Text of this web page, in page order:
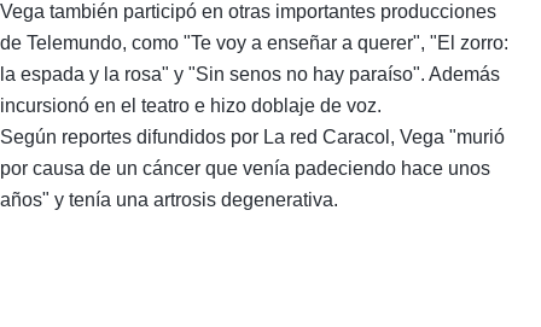
Vega también participó en otras importantes producciones
de Telemundo, como "Te voy a enseñar a querer", "El zorro:
la espada y la rosa" y "Sin senos no hay paraíso". Además
incursionó en el teatro e hizo doblaje de voz.
Según reportes difundidos por La red Caracol, Vega "murió
por causa de un cáncer que venía padeciendo hace unos
años" y tenía una artrosis degenerativa.